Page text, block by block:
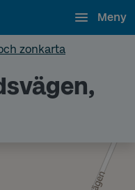
Meny
zonkarta